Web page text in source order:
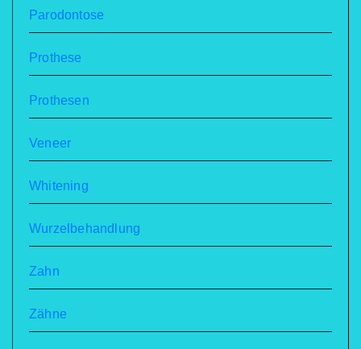
Parodontose
Prothese
Prothesen
Veneer
Whitening
Wurzelbehandlung
Zahn
Zähne